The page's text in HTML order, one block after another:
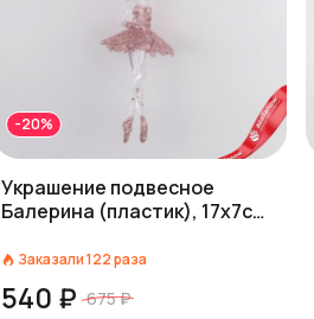
-20%
Украшение подвесное
Балерина (пластик), 17х7см,
Заказали122раза
540 ₽ 675 ₽